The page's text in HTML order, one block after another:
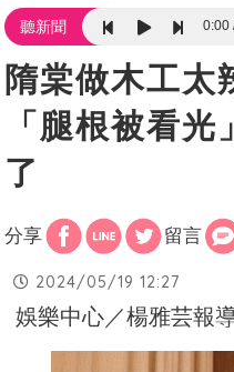
聽新聞 0:00
隋棠做木工太
「腿根被看
了
分享 留言
2024/05/19 12:27
娛樂中心／楊雅芸報